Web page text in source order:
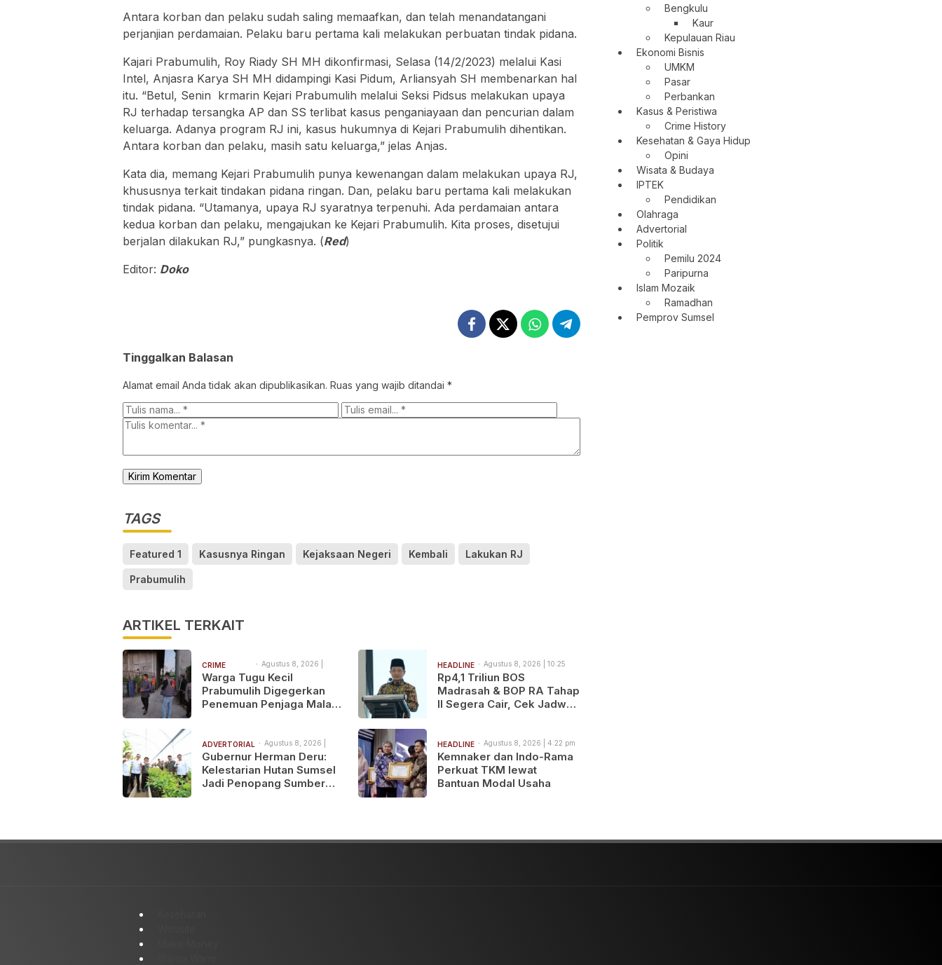
Antara korban dan pelaku sudah saling memaafkan, dan telah menandatangani
perjanjian perdamaian. Pelaku baru pertama kali melakukan perbuatan tindak pidana.
Kajari Prabumulih, Roy Riady SH MH dikonfirmasi, Selasa (14/2/2023) melalui Kasi
Intel, Anjasra Karya SH MH didampingi Kasi Pidum, Arliansyah SH membenarkan hal
itu. “Betul, Senin krmarin Kejari Prabumulih melalui Seksi Pidsus melakukan upaya
RJ terhadap tersangka AP dan SS terlibat kasus penganiayaan dan pencurian dalam
keluarga. Adanya program RJ ini, kasus hukumnya di Kejari Prabumulih dihentikan.
Antara korban dan pelaku, masih satu keluarga,” jelas Anjas.
Kata dia, memang Kejari Prabumulih punya kewenangan dalam melakukan upaya RJ,
khususnya terkait tindakan pidana ringan. Dan, pelaku baru pertama kali melakukan
tindak pidana. “Utamanya, upaya RJ syaratnya terpenuhi. Ada perdamaian antara
kedua korban dan pelaku, mengajukan ke Kejari Prabumulih. Kita proses, disetujui
berjalan dilakukan RJ,” pungkasnya. (Red)
Editor: Doko
Tinggalkan Balasan
Alamat email Anda tidak akan dipublikasikan. Ruas yang wajib ditandai *
TAGS
Featured 1 Kasusnya Ringan Kejaksaan Negeri Kembali Lakukan RJ
Prabumulih
ARTIKEL TERKAIT
CRIME
HISTORY
Agustus 8, 2026 |
10:34 pm
Warga Tugu Kecil
Prabumulih Digegerkan
Penemuan Penjaga Malam
HEADLINE
Agustus 8, 2026 | 10:25
pm
Rp4,1 Triliun BOS
Madrasah & BOP RA Tahap
II Segera Cair, Cek Jadwal
ADVERTORIAL
Agustus 8, 2026 |
8:19 pm
Gubernur Herman Deru:
Kelestarian Hutan Sumsel
Jadi Penopang Sumber
HEADLINE Agustus 8, 2026 | 4:22 pm
Kemnaker dan Indo-Rama
Perkuat TKM lewat
Bantuan Modal Usaha
Bengkulu
Kaur
Kepulauan Riau
Ekonomi Bisnis
UMKM
Pasar
Perbankan
Kasus & Peristiwa
Crime History
Kesehatan & Gaya Hidup
Opini
Wisata & Budaya
IPTEK
Pendidikan
Olahraga
Advertorial
Politik
Pemilu 2024
Paripurna
Islam Mozaik
Ramadhan
Pemprov Sumsel